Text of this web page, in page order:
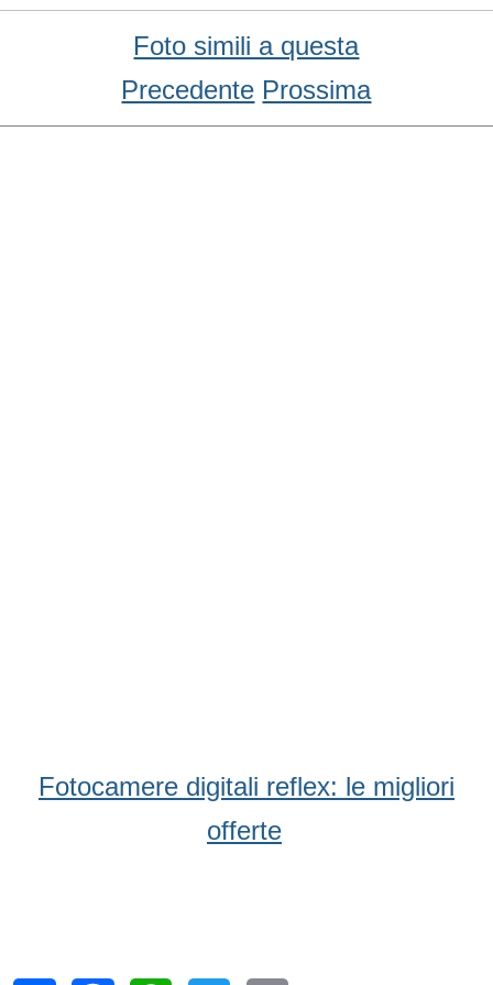
Foto simili a questa
Precedente Prossima
Fotocamere digitali reflex: le migliori
offerte